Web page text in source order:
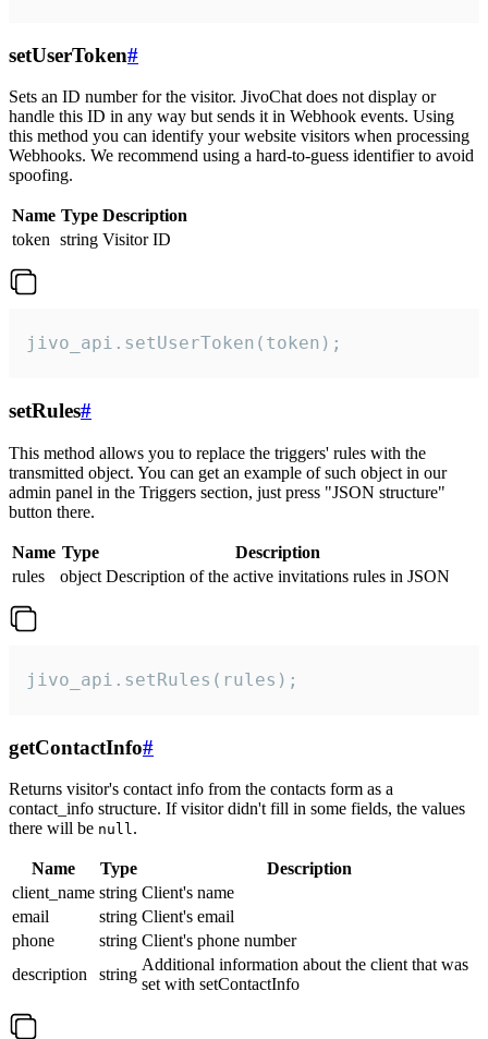
setUserToken#
Sets an ID number for the visitor. JivoChat does not display or
handle this ID in any way but sends it in Webhook events. Using
this method you can identify your website visitors when processing
Webhooks. We recommend using a hard-to-guess identifier to avoid
spoofing.
Name Type Description
token string Visitor ID
jivo_api.setUserToken(token);
setRules#
This method allows you to replace the triggers' rules with the
transmitted object. You can get an example of such object in our
admin panel in the Triggers section, just press "JSON structure"
button there.
Name Type
Description
rules
object Description of the active invitations rules in JSON
jivo_api.setRules(rules);
getContactInfo#
Returns visitor's contact info from the contacts form as a
contact_info structure. If visitor didn't fill in some fields, the values
there will be null.
Name Type
Description
client_name string Client's name
email
string Client's email
phone
string Client's phone number
description
string
Additional information about the client that was
set with setContactInfo